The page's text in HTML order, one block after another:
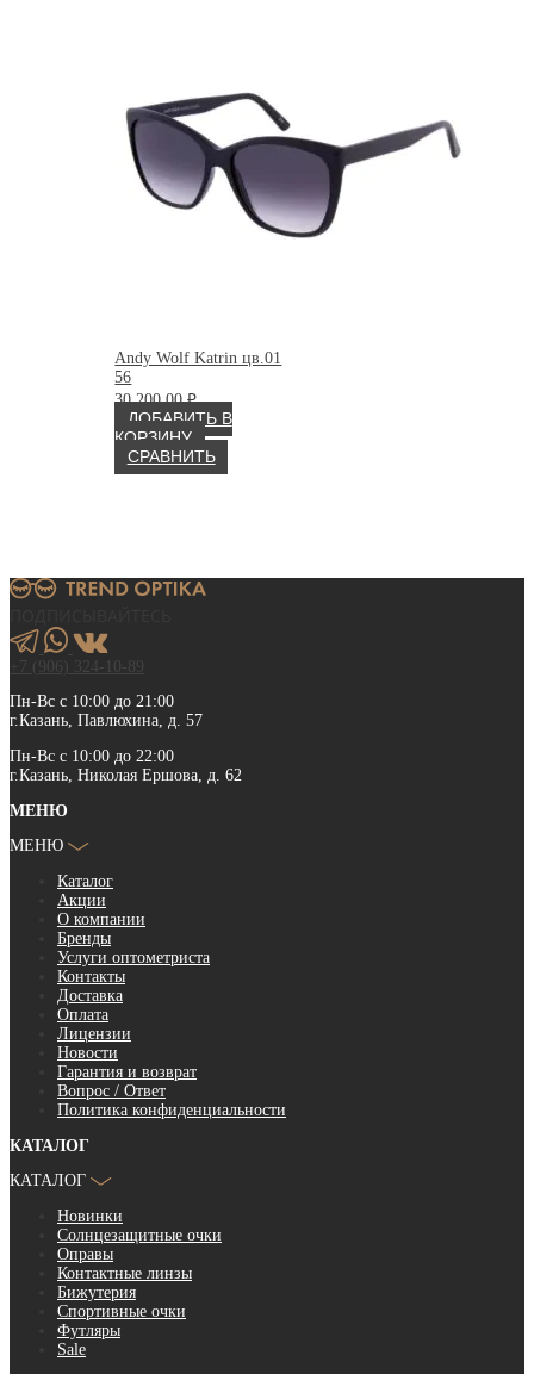
Andy Wolf Katrin цв.01
56
30 200.00₽
ДОБАВИТЬ В
КОРЗИНУ
СРАВНИТЬ
+7 (906) 324-10-89
Пн-Вс с 10:00 до 21:00
г.Казань, Павлюхина, д. 57
Пн-Вс с 10:00 до 22:00
г.Казань, Николая Ершова, д. 62
МЕНЮ
МЕНЮ
Каталог
Акции
О компании
Бренды
Услуги оптометриста
Контакты
Доставка
Оплата
Лицензии
Новости
Гарантия и возврат
Вопрос / Ответ
Политика конфиденциальности
КАТАЛОГ
КАТАЛОГ
Новинки
Солнцезащитные очки
Оправы
Контактные линзы
Бижутерия
Спортивные очки
Футляры
Sale